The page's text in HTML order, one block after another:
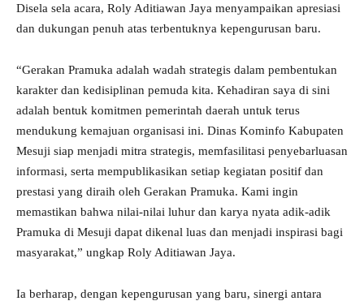
Disela sela acara, Roly Aditiawan Jaya menyampaikan apresiasi
dan dukungan penuh atas terbentuknya kepengurusan baru.
“Gerakan Pramuka adalah wadah strategis dalam pembentukan
karakter dan kedisiplinan pemuda kita. Kehadiran saya di sini
adalah bentuk komitmen pemerintah daerah untuk terus
mendukung kemajuan organisasi ini. Dinas Kominfo Kabupaten
Mesuji siap menjadi mitra strategis, memfasilitasi penyebarluasan
informasi, serta mempublikasikan setiap kegiatan positif dan
prestasi yang diraih oleh Gerakan Pramuka. Kami ingin
memastikan bahwa nilai-nilai luhur dan karya nyata adik-adik
Pramuka di Mesuji dapat dikenal luas dan menjadi inspirasi bagi
masyarakat,” ungkap Roly Aditiawan Jaya.
Ia berharap, dengan kepengurusan yang baru, sinergi antara